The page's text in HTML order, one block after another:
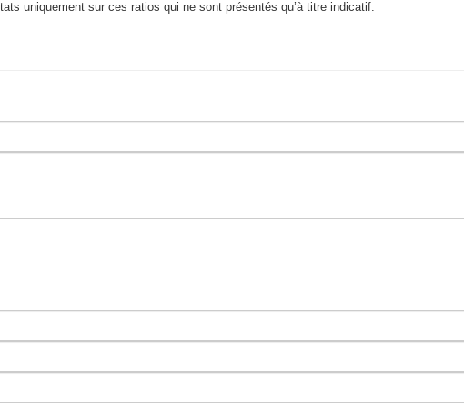
uniquement sur ces ratios qui ne sont présentés qu’à titre indicatif.